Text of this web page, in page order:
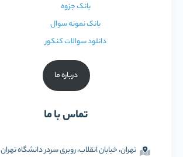
بانک جزوه
بانک نمونه سوال
دانلود سوالات کنکور
درباره ما
تماس با ما
تهران، خیابان انقلاب، روبری سردر دانشگاه تهران